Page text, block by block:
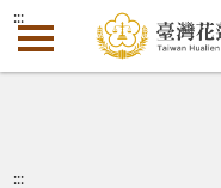
:::
:::